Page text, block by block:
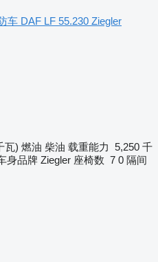
车 DAF LF 55.230 Ziegler
瓦) 燃油 柴油 载重能力 5,250 千
身品牌 Ziegler 座椅数 7 0 隔间